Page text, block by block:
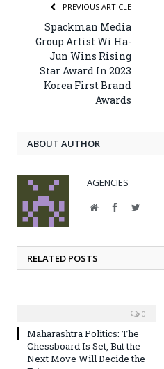
PREVIOUS ARTICLE
Spackman Media
Group Artist Wi Ha-
Jun Wins Rising
Star Award In 2023
Korea First Brand
Awards
ABOUT AUTHOR
AGENCIES
WebsiteFacebookTwitter
RELATED POSTS
0
Maharashtra Politics: The
Chessboard Is Set, But the
Next Move Will Decide the